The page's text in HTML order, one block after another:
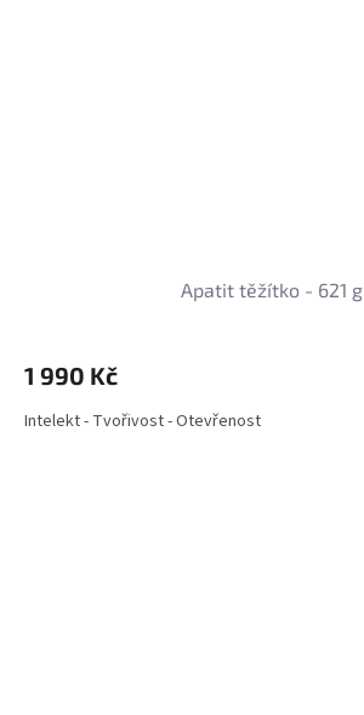
Apatit těžítko - 621 g
1 990 Kč
Intelekt - Tvořivost - Otevřenost